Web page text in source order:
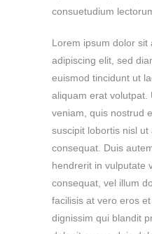
consuetudium
Lorem ipsum dolor sit
adipiscing elit, sed
euismod tincidunt ut
aliquam erat volutpat.
veniam, quis nostrud
suscipit lobortis nisl
consequat. Duis
hendrerit in vulputate
consequat, vel illum
facilisis at vero eros
dignissim qui blandit